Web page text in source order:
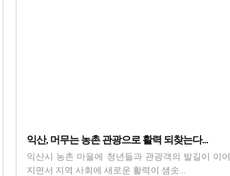
익산, 머무는 농촌 관광으로 활력 되찾는다...
익산시 농촌 마을에 청년들과 관광객의 발길이 이어
지면서 지역 사회에 새로운 활력이 샘솟...